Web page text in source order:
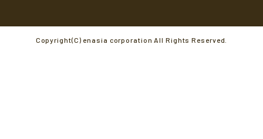
Copyright(C) enasia corporation All Rights Reserved.